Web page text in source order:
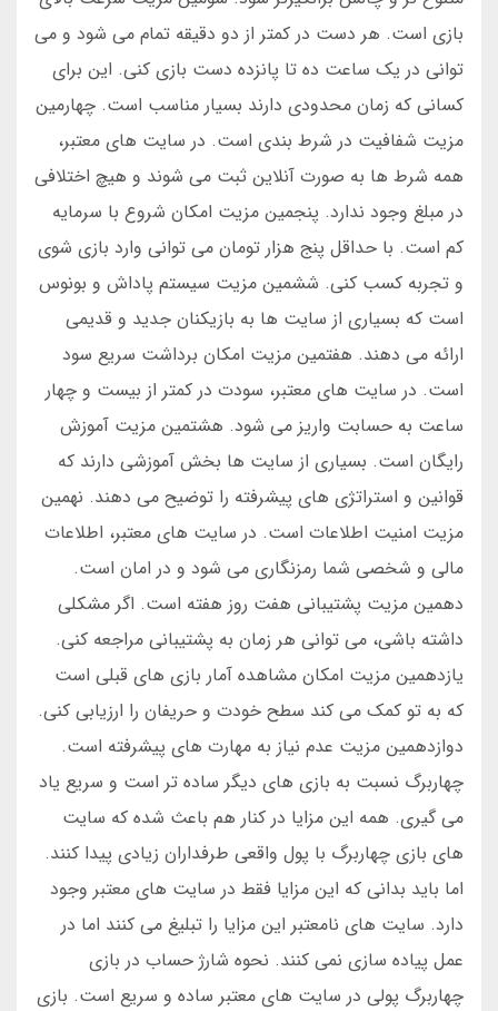
بازی است. هر دست در کمتر از دو دقیقه تمام می شود و می
توانی در یک ساعت ده تا پانزده دست بازی کنی. این برای
کسانی که زمان محدودی دارند بسیار مناسب است. چهارمین
مزیت شفافیت در شرط بندی است. در سایت های معتبر،
همه شرط ها به صورت آنلاین ثبت می شوند و هیچ اختلافی
در مبلغ وجود ندارد. پنجمین مزیت امکان شروع با سرمایه
کم است. با حداقل پنج هزار تومان می توانی وارد بازی شوی
و تجربه کسب کنی. ششمین مزیت سیستم پاداش و بونوس
است که بسیاری از سایت ها به بازیکنان جدید و قدیمی
ارائه می دهند. هفتمین مزیت امکان برداشت سریع سود
است. در سایت های معتبر، سودت در کمتر از بیست و چهار
ساعت به حسابت واریز می شود. هشتمین مزیت آموزش
رایگان است. بسیاری از سایت ها بخش آموزشی دارند که
قوانین و استراتژی های پیشرفته را توضیح می دهند. نهمین
مزیت امنیت اطلاعات است. در سایت های معتبر، اطلاعات
مالی و شخصی شما رمزنگاری می شود و در امان است.
دهمین مزیت پشتیبانی هفت روز هفته است. اگر مشکلی
داشته باشی، می توانی هر زمان به پشتیبانی مراجعه کنی.
یازدهمین مزیت امکان مشاهده آمار بازی های قبلی است
که به تو کمک می کند سطح خودت و حریفان را ارزیابی کنی.
دوازدهمین مزیت عدم نیاز به مهارت های پیشرفته است.
چهاربرگ نسبت به بازی های دیگر ساده تر است و سریع یاد
می گیری. همه این مزایا در کنار هم باعث شده که سایت
های بازی چهاربرگ با پول واقعی طرفداران زیادی پیدا کنند.
اما باید بدانی که این مزایا فقط در سایت های معتبر وجود
دارد. سایت های نامعتبر این مزایا را تبلیغ می کنند اما در
عمل پیاده سازی نمی کنند. نحوه شارژ حساب در بازی
چهاربرگ پولی در سایت های معتبر ساده و سریع است. بازی